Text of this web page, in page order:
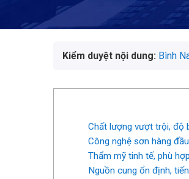
Kiểm duyệt nội dung: Bình
Chất lượng vượt trội, độ
Công nghệ sơn hàng
Thẩm mỹ tinh tế, phù
Nguồn cung ổn định,